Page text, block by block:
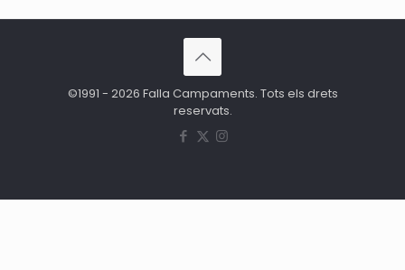
©1991 - 2026 Falla Campaments. Tots els drets
reservats.